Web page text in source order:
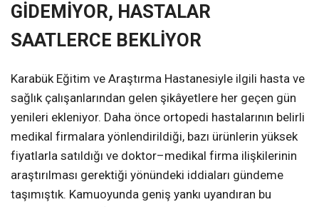
GİDEMİYOR, HASTALAR
SAATLERCE BEKLİYOR
Karabük Eğitim ve Araştırma Hastanesiyle ilgili hasta ve
sağlık çalışanlarından gelen şikâyetlere her geçen gün
yenileri ekleniyor. Daha önce ortopedi hastalarının belirli
medikal firmalara yönlendirildiği, bazı ürünlerin yüksek
fiyatlarla satıldığı ve doktor–medikal firma ilişkilerinin
araştırılması gerektiği yönündeki iddiaları gündeme
taşımıştık. Kamuoyunda geniş yankı uyandıran bu